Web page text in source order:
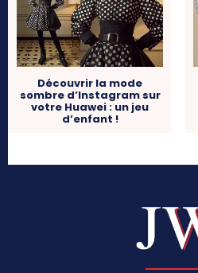
Découvrir la mode
sombre d’Instagram sur
votre Huawei : un jeu
d’enfant !